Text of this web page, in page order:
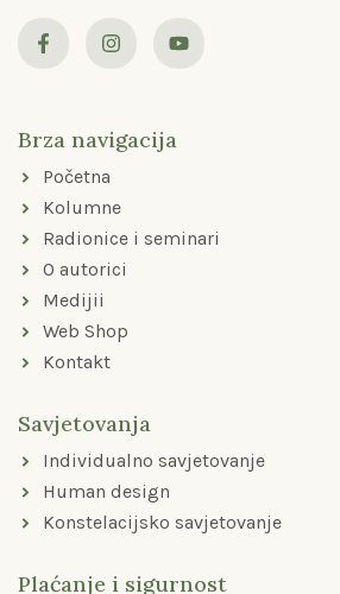
a
o
k
-
f
n
g
r
o
Brza navigacija
Početna
Kolumne
Radionice i seminari
O autorici
Medijii
Web Shop
Kontakt
Savjetovanja
Individualno savjetovanje
Human design
Konstelacijsko savjetovanje
Plaćanje i sigurnost